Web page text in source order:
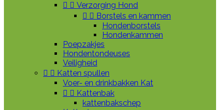
  Verzorging Hond
  Borstels en kammen
Hondenborstels
Hondenkammen
Poepzakjes
Hondentondeuses
Veiligheid
  Katten spullen
Voer- en drinkbakken Kat
  Kattenbak
kattenbakschep